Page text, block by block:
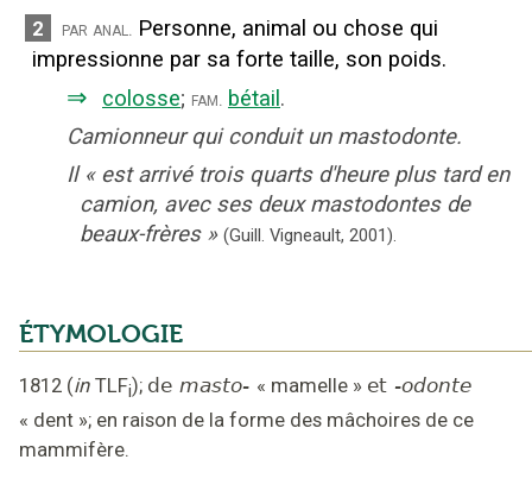
2 par anal. Personne, animal ou chose qui
impressionne par sa forte taille, son poids.
⇒ colosse; fam. bétail .
Camionneur qui conduit un mastodonte.
Il « est arrivé trois quarts d'heure plus tard en
camion, avec ses deux mastodontes de
beaux-frères » (Guill. Vigneault, 2001).
ÉTYMOLOGIE
1812 (in TLFi); de masto- « mamelle » et -odonte
« dent »; en raison de la forme des mâchoires de ce
mammifère.